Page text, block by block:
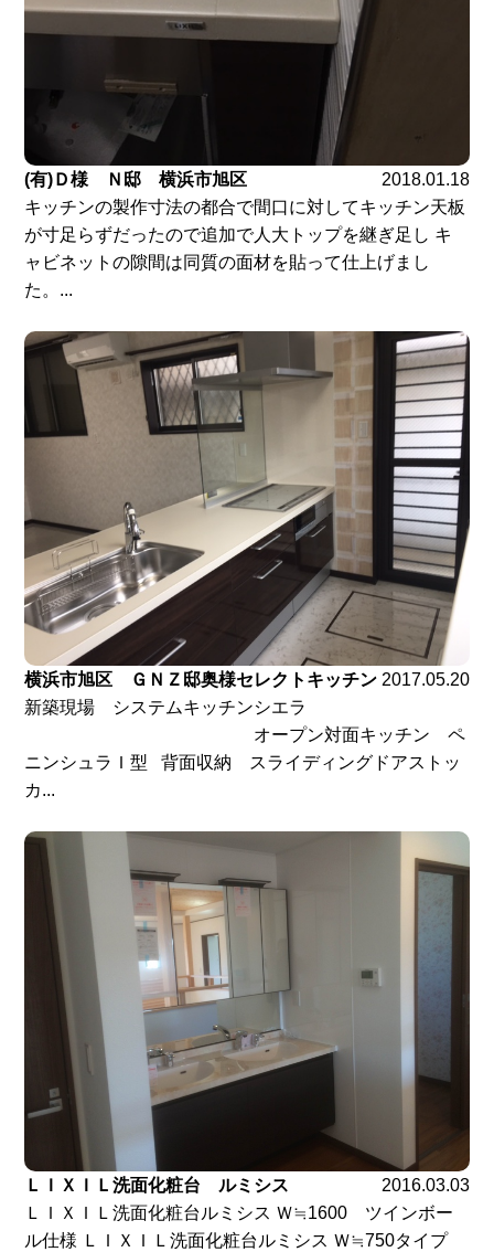
(有)Ｄ様 Ｎ邸 横浜市旭区
2018.01.18
キッチンの製作寸法の都合で間口に対してキッチン天板
が寸足らずだったので追加で人大トップを継ぎ足し キ
ャビネットの隙間は同質の面材を貼って仕上げまし
た。...
横浜市旭区 ＧＮＺ邸奥様セレクトキッチン 2017.05.20
新築現場 システムキッチンシエラ
オープン対面キッチン ペ
ニンシュラＩ型 背面収納 スライディングドアストッ
カ...
ＬＩＸＩＬ洗面化粧台 ルミシス
2016.03.03
ＬＩＸＩＬ洗面化粧台ルミシス Ｗ≒1600 ツインボー
ル仕様 ＬＩＸＩＬ洗面化粧台ルミシス Ｗ≒750タイプ